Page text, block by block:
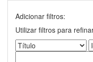
Adicionar filtros:
Utilizar filtros para